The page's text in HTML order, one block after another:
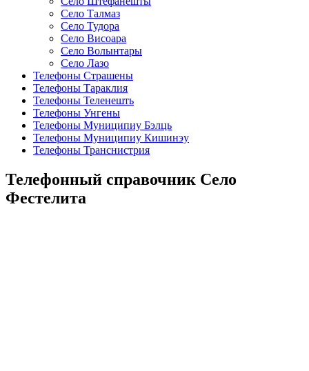
Село Талмаз
Село Тудора
Село Висоара
Село Волынтары
Село Лазо
Телефоны Страшены
Телефоны Тараклия
Телефоны Теленешть
Телефоны Унгены
Телефоны Муниципиу Бэлць
Телефоны Муниципиу Кишинэу
Телефоны Транснистрия
Телефонный справочник Село
Фестелита